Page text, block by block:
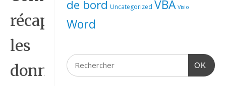
récapituler
les
données
de bord Uncategorized VBA Visio
Word
OK